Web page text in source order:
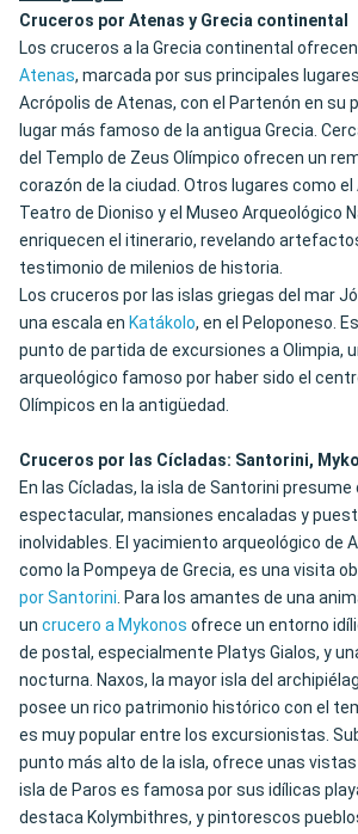
Cruceros por Atenas y Grecia continental
Los cruceros a la Grecia continental
Atenas, marcada por sus principales
Acrópolis de Atenas, con el Partenón en su
lugar más famoso de la antigua Grecia.
del Templo de Zeus Olímpico ofrecen un
corazón de la ciudad. Otros lugares como el
Teatro de Dioniso y el Museo Arqueológico
enriquecen el itinerario, revelando
testimonio de milenios de historia.
Los cruceros por las islas griegas del mar
una escala en Katákolo, en el Peloponeso.
punto de partida de excursiones a Olimpia,
arqueológico famoso por haber sido el
Olímpicos en la antigüedad.
Cruceros por las Cícladas: Santorini,
En las Cícladas, la isla de Santorini presume
espectacular, mansiones encaladas y
inolvidables. El yacimiento arqueológico de
como la Pompeya de Grecia, es una visita
por Santorini. Para los amantes de una
un crucero a Mykonos ofrece un entorno
de postal, especialmente Platys Gialos, y
nocturna. Naxos, la mayor isla del
posee un rico patrimonio histórico con el
es muy popular entre los excursionistas.
punto más alto de la isla, ofrece unas
isla de Paros es famosa por sus idílicas
destaca Kolymbithres, y pintorescos